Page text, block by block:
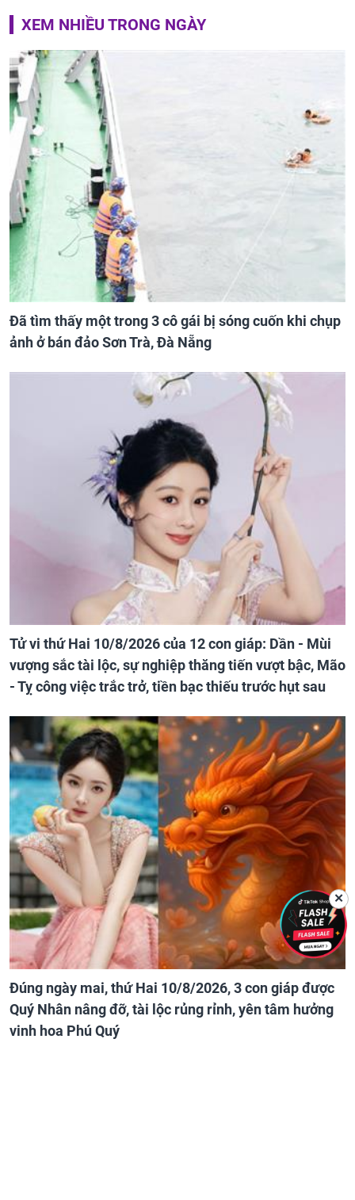
XEM NHIỀU TRONG NGÀY
Đã tìm thấy một trong 3 cô gái bị sóng cuốn khi chụp
ảnh ở bán đảo Sơn Trà, Đà Nẵng
Tử vi thứ Hai 10/8/2026 của 12 con giáp: Dần - Mùi
vượng sắc tài lộc, sự nghiệp thăng tiến vượt bậc, Mão
- Tỵ công việc trắc trở, tiền bạc thiếu trước hụt sau
Đúng ngày mai, thứ Hai 10/8/2026, 3 con giáp được
Quý Nhân nâng đỡ, tài lộc rủng rỉnh, yên tâm hưởng
vinh hoa Phú Quý
✕